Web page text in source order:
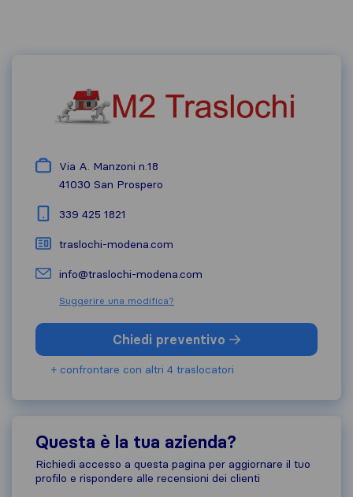
Via A. Manzoni n.18
41030 San Prospero
339 425 1821
traslochi-modena.com
info@traslochi-modena.com
Suggerire una modifica?
Chiedi preventivo
+ confrontare con altri 4 traslocatori
Questa è la tua azienda?
Richiedi accesso a questa pagina per aggiornare il tuo
profilo e rispondere alle recensioni dei clienti